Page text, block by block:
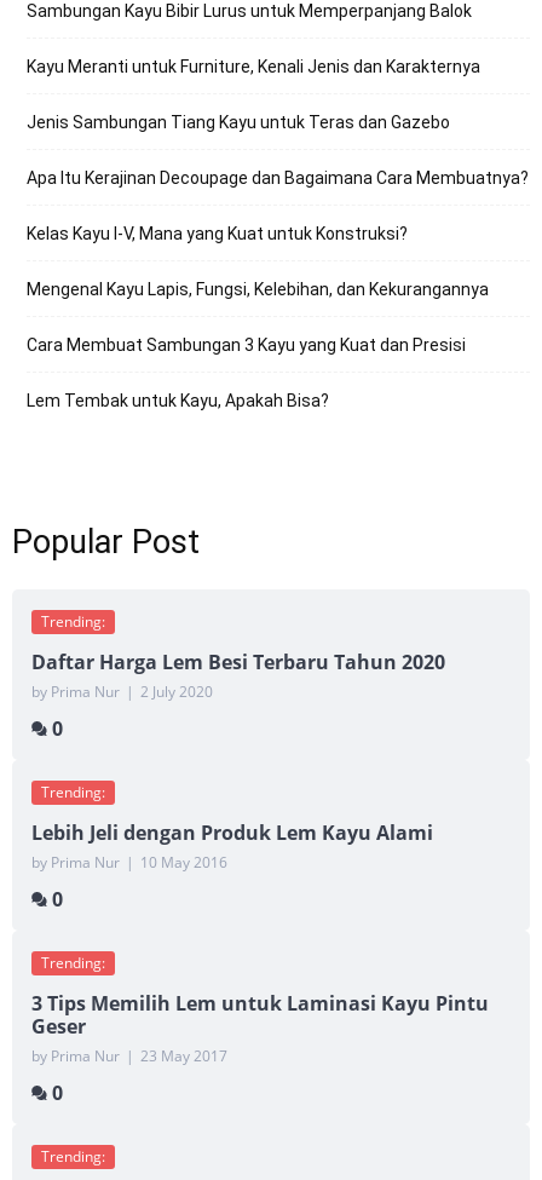
Sambungan Kayu Bibir Lurus untuk Memperpanjang Balok
Kayu Meranti untuk Furniture, Kenali Jenis dan Karakternya
Jenis Sambungan Tiang Kayu untuk Teras dan Gazebo
Apa Itu Kerajinan Decoupage dan Bagaimana Cara Membuatnya?
Kelas Kayu I-V, Mana yang Kuat untuk Konstruksi?
Mengenal Kayu Lapis, Fungsi, Kelebihan, dan Kekurangannya
Cara Membuat Sambungan 3 Kayu yang Kuat dan Presisi
Lem Tembak untuk Kayu, Apakah Bisa?
Popular Post
Trending:
Daftar Harga Lem Besi Terbaru Tahun 2020
by Prima Nur | 2 July 2020
0
Trending:
Lebih Jeli dengan Produk Lem Kayu Alami
by Prima Nur | 10 May 2016
0
Trending:
3 Tips Memilih Lem untuk Laminasi Kayu Pintu
Geser
by Prima Nur | 23 May 2017
0
Trending: